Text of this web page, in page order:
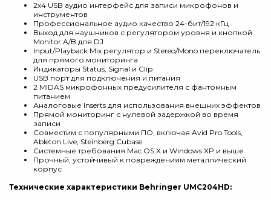
2х4 USB аудио интерфейс для записи микрофонов и
инструментов
Профессиональное аудио качество 24-бит/192 кГц
Выход для наушников с регулятором уровня и кнопкой
Monitor A/B для DJ
Input/Playback Mix регулятор и Stereo/Mono переключатель
для прямого мониторинга
Индикаторы Status, Signal и Clip
USB порт для подключения и питания
2 MIDAS микрофонных предусилителя с фантомным
питанием
Аналоговые Inserts для использования внешних эффектов
Прямой мониторинг с нулевой задержкой во время
записи
Совместим с популярными ПО, включая Avid Pro Tools,
Ableton Live, Steinberg Cubase
Системные требования Mac OS X и Windows XP и выше
Прочный, устойчивый к повреждениям металлический
корпус
Технические характеристики Behringer UMC204HD: